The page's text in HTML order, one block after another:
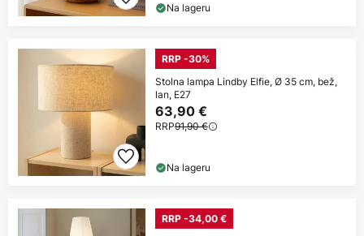
Na lageru
RRP -30%
Stolna lampa Lindby Elfie, Ø 35 cm, bež,
lan, E27
63,90 €
RRP91,90 €
Na lageru
RRP -34,00 €